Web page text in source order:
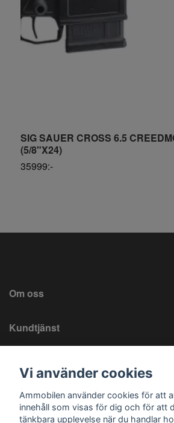
SIG SAUER CROSS 6.5
(5/8"X24)
35999:-
Om oss
Kundtjänst
Sociala medier
Vi använder cookies
Ammobilen använder cookies för att
innehåll som visas för dig och för att
tänkbara upplevelse när du handlar